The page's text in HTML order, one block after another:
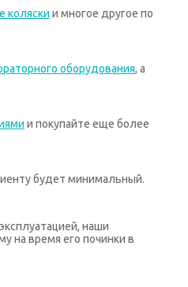
коляски и многое другое по
оборудования, а
и покупайте еще более
будет минимальный.
наши
на время его починки в